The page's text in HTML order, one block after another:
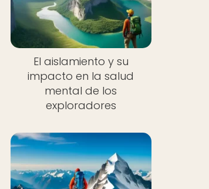
El aislamiento y su
impacto en la salud
mental de los
exploradores